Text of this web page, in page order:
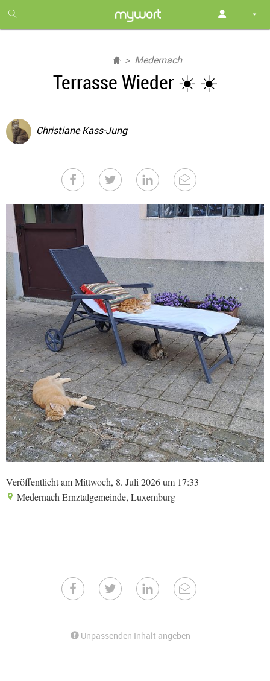
month
free
Medernach
Terrasse Wieder ☀️ ☀️
Christiane Kass-Jung
Veröffentlicht am Mittwoch, 8. Juli 2026 um 17:33
Medernach Ernztalgemeinde, Luxemburg
Unpassenden Inhalt angeben